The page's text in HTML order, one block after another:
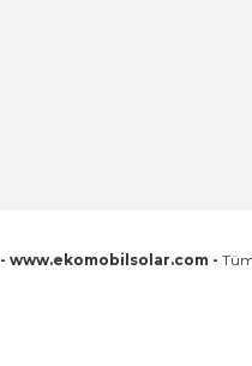
- www.ekomobilsolar.com -